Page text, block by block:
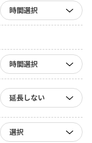
時間選択
時間選択
延長しない
選択